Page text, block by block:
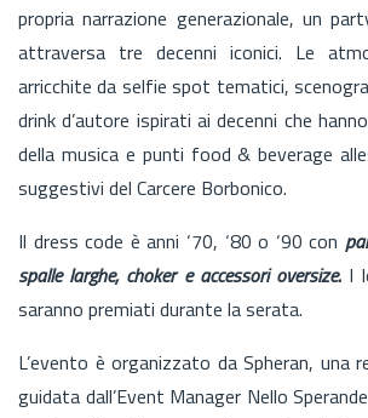
propria narrazione generazionale, un
attraversa tre decenni iconici. Le
arricchite da selfie spot tematici,
drink d’autore ispirati ai decenni che
della musica e punti food & beverage
suggestivi del Carcere Borbonico.
Il dress code è anni ‘70, ‘80 o ‘90 con
spalle larghe, choker e accessori oversize. I
saranno premiati durante la serata.
L’evento è organizzato da Spheran, una
guidata dall’Event Manager Nello